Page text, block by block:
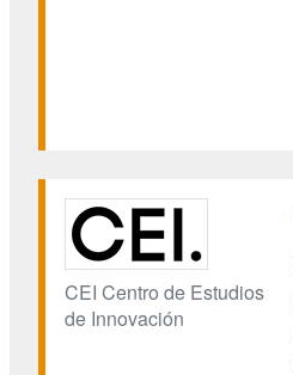
CEI Centro de Estudios
de Innovación